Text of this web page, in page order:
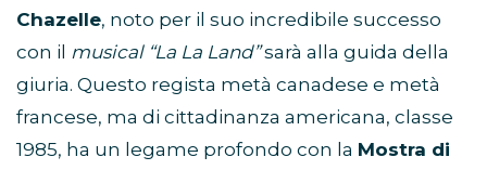
Chazelle, noto per il suo incredibile successo
con il musical “La La Land”sarà alla guida della
giuria. Questo regista metà canadese e metà
francese, ma di cittadinanza americana, classe
1985, ha un legame profondo con la Mostra di